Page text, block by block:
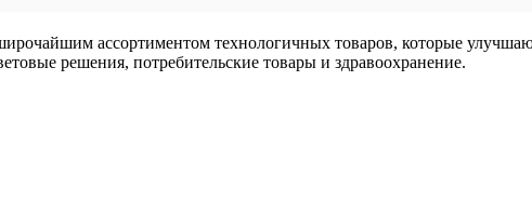
ассортиментом технологичных товаров, которые
решения, потребительские товары и здравоохранение.